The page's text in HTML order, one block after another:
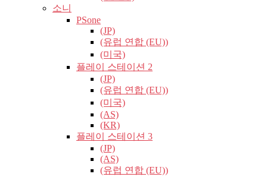
소니
PSone
(JP)
(유럽​​ 연합 (EU))
(미국)
플레이 스테이션 2
(JP)
(유럽​​ 연합 (EU))
(미국)
(AS)
(KR)
플레이 스테이션 3
(JP)
(AS)
(유럽​​ 연합 (EU))